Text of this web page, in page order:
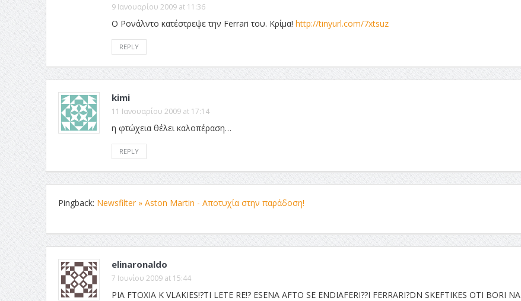
9 Ιανουαρίου 2009 at 11:36
Ο Ρονάλντο κατέστρεψε την Ferrari του. Κρίμα! http://tinyurl.com/7xtsuz
REPLY
kimi
11 Ιανουαρίου 2009 at 17:14
η φτώχεια θέλει καλοπέραση…
REPLY
Pingback: Newsfilter » Aston Martin - Αποτυχία στην παράδοση!
elinaronaldo
7 Ιουνίου 2009 at 15:44
PIA FTOXIA K VLAKIES!?TI LETE RE!? ESENA AFTO SE ENDIAFERI??I FERRARI?DN SKEFTIKES OTI BORI NA